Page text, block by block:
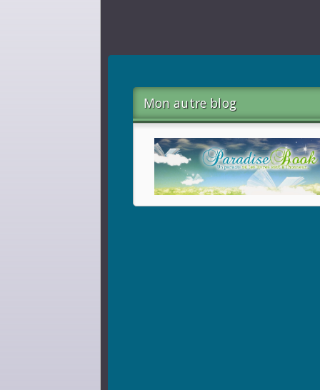
Mon autre blog